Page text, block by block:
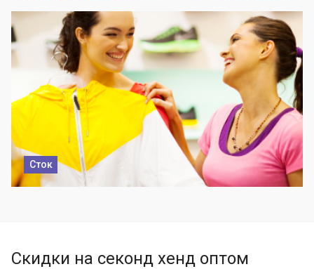
Сток
Скидки на секонд хенд оптом